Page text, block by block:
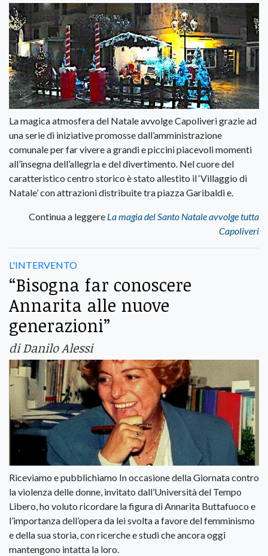
La magica atmosfera del Natale avvolge Capoliveri grazie ad
una serie di iniziative promosse dall’amministrazione
comunale per far vivere a grandi e piccini piacevoli momenti
all’insegna dell’allegria e del divertimento. Nel cuore del
caratteristico centro storico è stato allestito il ‘Villaggio di
Natale’ con attrazioni distribuite tra piazza Garibaldi e.
Continua a leggere La magia del Santo Natale avvolge tutta
Capoliveri
L'INTERVENTO
“Bisogna far conoscere
Annarita alle nuove
generazioni”
di Danilo Alessi
Riceviamo e pubblichiamo In occasione della Giornata contro
la violenza delle donne, invitato dall’Università del Tempo
Libero, ho voluto ricordare la figura di Annarita Buttafuoco e
l’importanza dell’opera da lei svolta a favore del femminismo
e della sua storia, con ricerche e studi che ancora oggi
mantengono intatta la loro.